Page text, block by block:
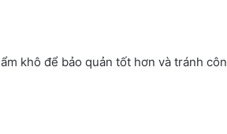
khô để bảo quản tốt hơn và tránh côn